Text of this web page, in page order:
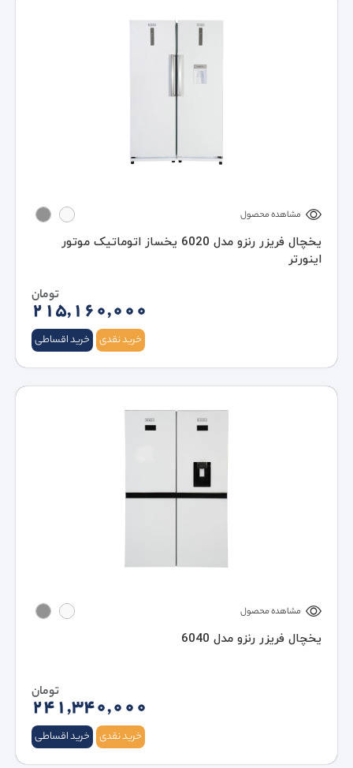
مشاهده محصول
یخچال فریزر رنزو مدل 6020 یخساز اتوماتیک موتور
اینورتر
215,160,000
تومان
خرید نقدی خرید اقساطی
مشاهده محصول
یخچال فریزر رنزو مدل 6040
241,340,000
تومان
خرید نقدی خرید اقساطی